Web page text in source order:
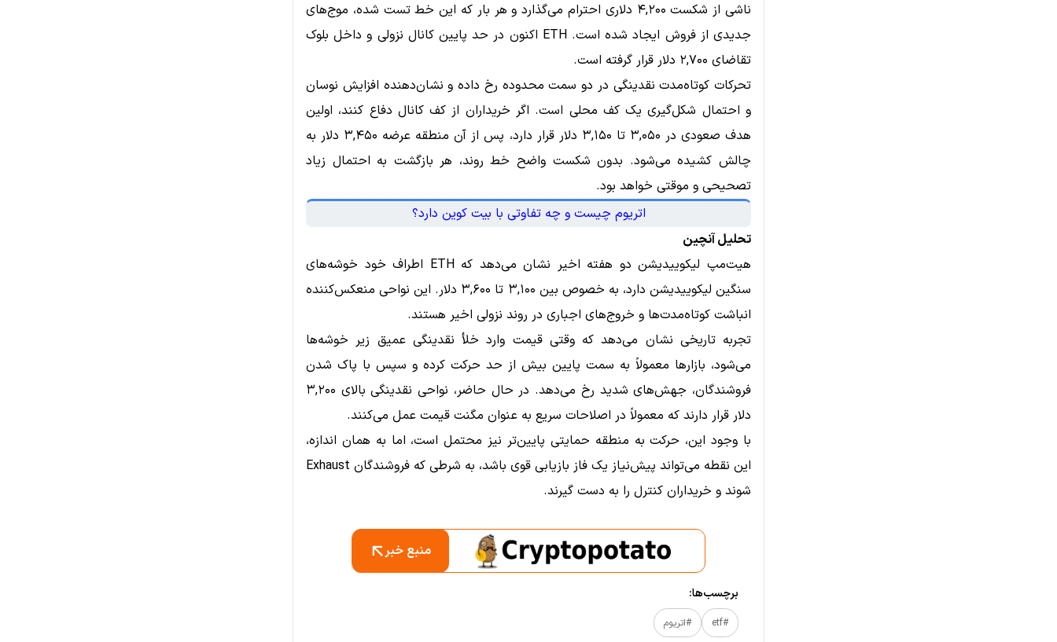
ناشی از شکست ۴,۲۰۰ دلاری احترام می‌گذارد و هر بار که این خط تست شده، موج‌های
جدیدی از فروش ایجاد شده است. ETH اکنون در حد پایین کانال نزولی و داخل بلوک
تقاضای ۲,۷۰۰ دلار قرار گرفته است.
تحرکات کوتاه‌مدت نقدینگی در دو سمت محدوده رخ داده و نشان‌دهنده افزایش نوسان
و احتمال شکل‌گیری یک کف محلی است. اگر خریداران از کف کانال دفاع کنند، اولین
هدف صعودی در ۳,۰۵۰ تا ۳,۱۵۰ دلار قرار دارد، پس از آن منطقه عرضه ۳,۴۵۰ دلار به
چالش کشیده می‌شود. بدون شکست واضح خط روند، هر بازگشت به احتمال زیاد
تصحیحی و موقتی خواهد بود.
اتریوم چیست و چه تفاوتی با بیت کوین دارد؟
تحلیل آنچین
هیت‌مپ لیکوییدیشن دو هفته اخیر نشان می‌دهد که ETH اطراف خود خوشه‌های
سنگین لیکوییدیشن دارد، به خصوص بین ۳,۱۰۰ تا ۳,۶۰۰ دلار. این نواحی منعکس‌کننده
انباشت کوتاه‌مدت‌ها و خروج‌های اجباری در روند نزولی اخیر هستند.
تجربه تاریخی نشان می‌دهد که وقتی قیمت وارد خلأ نقدینگی عمیق زیر خوشه‌ها
می‌شود، بازارها معمولاً به سمت پایین بیش از حد حرکت کرده و سپس با پاک شدن
فروشندگان، جهش‌های شدید رخ می‌دهد. در حال حاضر، نواحی نقدینگی بالای ۳,۲۰۰
دلار قرار دارند که معمولاً در اصلاحات سریع به عنوان مگنت قیمت عمل می‌کنند.
با وجود این، حرکت به منطقه حمایتی پایین‌تر نیز محتمل است، اما به همان اندازه،
این نقطه می‌تواند پیش‌نیاز یک فاز بازیابی قوی باشد، به شرطی که فروشندگان Exhaust
شوند و خریداران کنترل را به دست گیرند.
منبع خبر
برچسب‌ها:
#etf #اتریوم